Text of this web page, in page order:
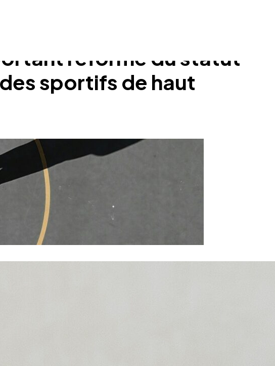
réforme du statut
sportifs de haut